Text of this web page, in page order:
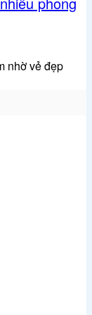
nhờ vẻ đẹp